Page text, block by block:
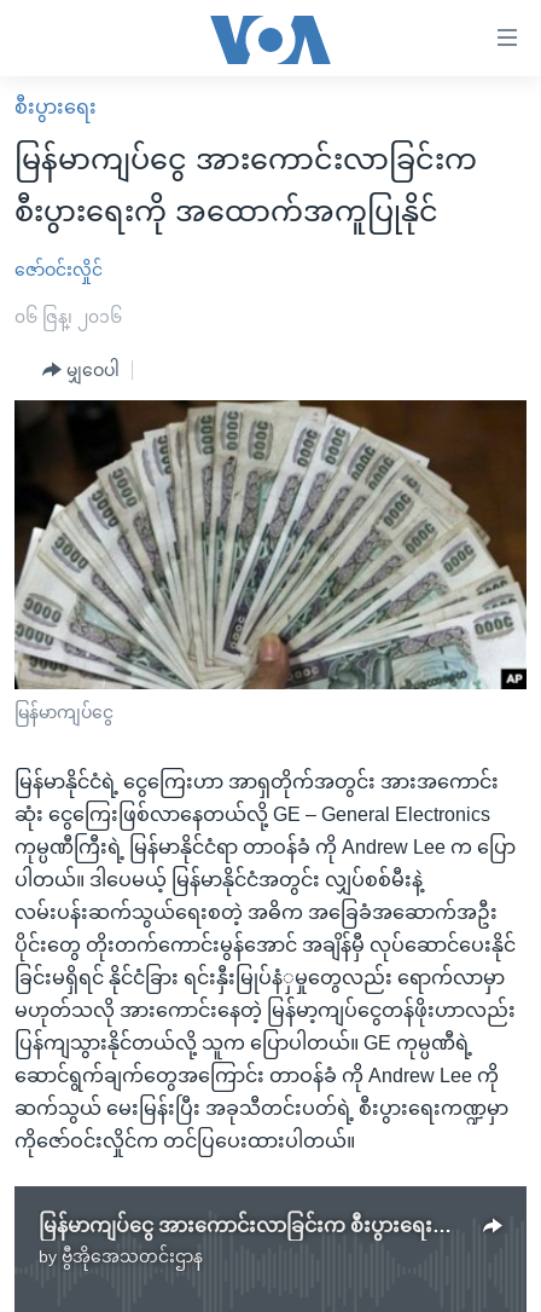
လွယ်ကူ
စေ
သည့်
Link
များ
ပင်မ
ကျော်
ပင်မ
ညွန်း
စာမျက်နှာ
သို့
ကျော်
ကြည့်
ရှာဖွေ
ရန်
နေရာ
သို့
ကျော်
ရန်
မူလစာမျက်နှာ
မြန်မာ
ကမ္ဘာ့သတင်းများ
နိုင်ငံတကာ
အမေရိကန်
အစ္စရေး-ပါလက်စတိုင်း
ဗွီဒီယို
သတင်းလွတ်လပ်ခွင့်
အင်္ဂလိပ်စာလေ့လာမယ်
အမေရိကန်သုံးအီဒီယံ
မကြေးမုံရဲ့ အင်္ဂလိပ်စာ
ရုပ်ရှင်ထဲက အင်္ဂလိပ်စာ
သုတပဒေသာ အင်္ဂလိပ်စာ
အပတ်စဉ်ကဏ္ဍများ
တီဗွီ
ရေဒီယိုနှင့်ရုပ်သံ အချက်အလက်များ
ရေဒီယို/တီဗွီအစီအစဉ်
Learning English
ဗွီအိုအေ လူမှုကွန်ယက်များ
ဘာသာစကားများ
စီးပွားရေး
မြန်မာကျပ်ငွေ အားကောင်းလာခြင်းက
စီးပွားရေးကို အထောက်အကူပြုနိုင်
ဇော်ဝင်းလှိုင်
၀၆ ဇြန္၊ ၂၀၁၆
မျှဝေပါ
မြန်မာကျပ်ငွေ
မြန်မာနိုင်ငံရဲ့ ငွေကြေးဟာ အာရှတိုက်အတွင်း အားအကောင်း
ဆုံး ငွေကြေးဖြစ်လာနေတယ်လို့ GE – General Electronics
ကုမ္ပဏီကြီးရဲ့ မြန်မာနိုင်ငံရာ တာဝန်ခံ ကို Andrew Lee က ပြော
ပါတယ်။ ဒါပေမယ့် မြန်မာနိုင်ငံအတွင်း လျှပ်စစ်မီးနဲ့
လမ်းပန်းဆက်သွယ်ရေးစတဲ့ အဓိက အခြေခံအဆောက်အဦး
ပိုင်းတွေ တိုးတက်ကောင်းမွန်အောင် အချိန်မှီ လုပ်ဆောင်ပေးနိုင်
ခြင်းမရှိရင် နိုင်ငံခြား ရင်းနှီးမြုပ်နံှမှုတွေလည်း ရောက်လာမှာ
မဟုတ်သလို အားကောင်းနေတဲ့ မြန်မာ့ကျပ်ငွေတန်ဖိုးဟာလည်း
ပြန်ကျသွားနိုင်တယ်လို့ သူက ပြောပါတယ်။ GE ကုမ္ပဏီရဲ့
ဆောင်ရွက်ချက်တွေအကြောင်း တာဝန်ခံ ကို Andrew Lee ကို
ဆက်သွယ် မေးမြန်းပြီး အခုသီတင်းပတ်ရဲ့ စီးပွားရေးကဏ္ဍမှာ
ကိုဇော်ဝင်းလှိုင်က တင်ပြပေးထားပါတယ်။
မြန်မာကျပ်ငွေ အားကောင်းလာခြင်းက စီးပွားရေးကို အထောက်အကူပြုနိုင်
by ဗွီအိုအေသတင်းဌာန
No media source currently available